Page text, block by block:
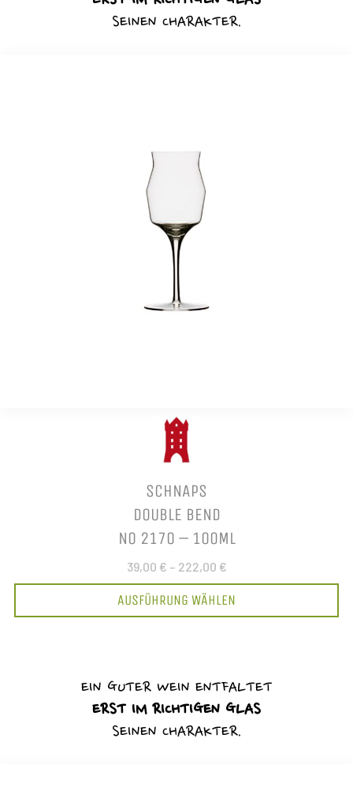
SEINEN CHARAKTER.
SCHNAPS
DOUBLE BEND
NO 2170 – 100ML
39,00 € – 222,00 €
AUSFÜHRUNG WÄHLEN
EIN GUTER WEIN ENTFALTET
ERST IM RICHTIGEN GLAS
SEINEN CHARAKTER.